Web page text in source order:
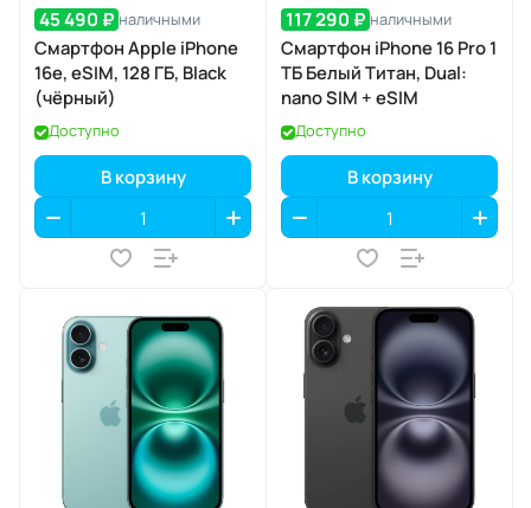
45 490 ₽ наличными
Смартфон Apple iPhone
16e, eSIM, 128 ГБ, Black
(чёрный)
Доступно
В корзину
117 290 ₽ наличными
Смартфон iPhone 16 Pro 1
ТБ Белый Титан, Dual:
nano SIM + eSIM
Доступно
В корзину